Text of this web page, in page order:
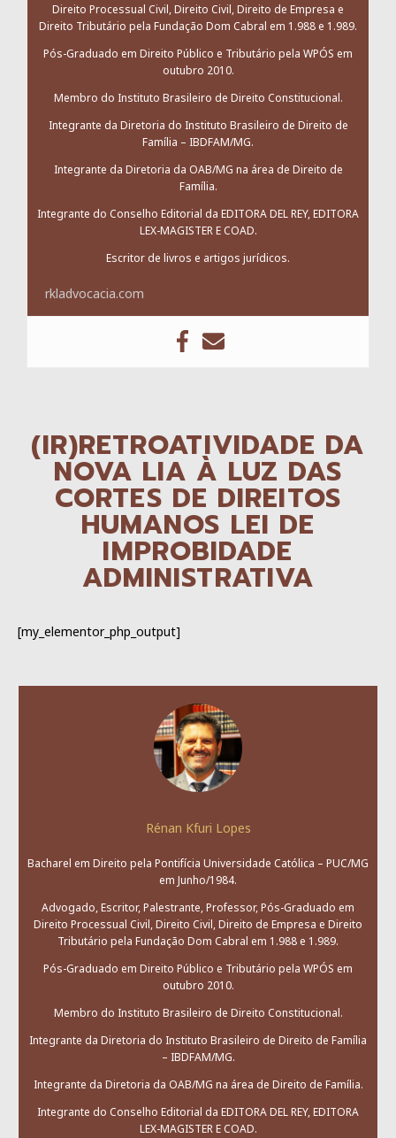
Direito Processual Civil, Direito Civil, Direito de Empresa e
Direito Tributário pela Fundação Dom Cabral em 1.988 e 1.989.
Pós-Graduado em Direito Público e Tributário pela WPÓS em
outubro 2010.
Membro do Instituto Brasileiro de Direito Constitucional.
Integrante da Diretoria do Instituto Brasileiro de Direito de
Família – IBDFAM/MG.
Integrante da Diretoria da OAB/MG na área de Direito de
Família.
Integrante do Conselho Editorial da EDITORA DEL REY, EDITORA
LEX-MAGISTER E COAD.
Escritor de livros e artigos jurídicos.
rkladvocacia.com
(IR)RETROATIVIDADE DA
NOVA LIA À LUZ DAS
CORTES DE DIREITOS
HUMANOS LEI DE
IMPROBIDADE
ADMINISTRATIVA
[my_elementor_php_output]
Rénan Kfuri Lopes
Bacharel em Direito pela Pontifícia Universidade Católica – PUC/MG
em Junho/1984.
Advogado, Escritor, Palestrante, Professor, Pós-Graduado em
Direito Processual Civil, Direito Civil, Direito de Empresa e Direito
Tributário pela Fundação Dom Cabral em 1.988 e 1.989.
Pós-Graduado em Direito Público e Tributário pela WPÓS em
outubro 2010.
Membro do Instituto Brasileiro de Direito Constitucional.
Integrante da Diretoria do Instituto Brasileiro de Direito de Família
– IBDFAM/MG.
Integrante da Diretoria da OAB/MG na área de Direito de Família.
Integrante do Conselho Editorial da EDITORA DEL REY, EDITORA
LEX-MAGISTER E COAD.